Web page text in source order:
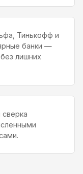
Тинькофф и
банки —
лишних